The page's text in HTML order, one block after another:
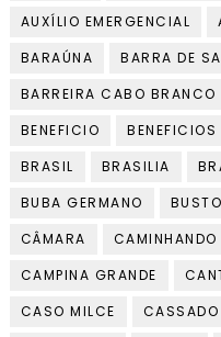
AUXÍLIO EMERGENCIAL
BARAÚNA
BARRA DE
BARREIRA CABO BRANCO
BENEFICIO
BENEFICIOS
BRASIL
BRASILIA
BUBA GERMANO
CÂMARA
CAMINHANDO
CAMPINA GRANDE
CASO MILCE
CASSADO